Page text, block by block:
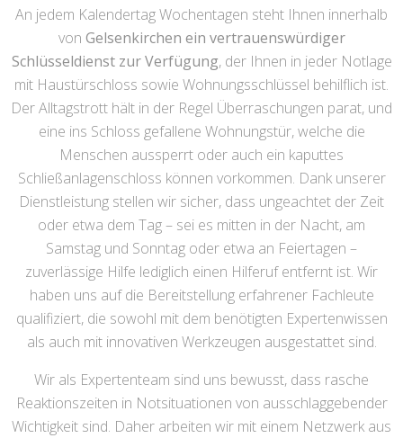
An jedem Kalendertag Wochentagen steht Ihnen innerhalb
von Gelsenkirchen ein vertrauenswürdiger
Schlüsseldienst zur Verfügung, der Ihnen in jeder Notlage
mit Haustürschloss sowie Wohnungsschlüssel behilflich ist.
Der Alltagstrott hält in der Regel Überraschungen parat, und
eine ins Schloss gefallene Wohnungstür, welche die
Menschen aussperrt oder auch ein kaputtes
Schließanlagenschloss können vorkommen. Dank unserer
Dienstleistung stellen wir sicher, dass ungeachtet der Zeit
oder etwa dem Tag – sei es mitten in der Nacht, am
Samstag und Sonntag oder etwa an Feiertagen –
zuverlässige Hilfe lediglich einen Hilferuf entfernt ist. Wir
haben uns auf die Bereitstellung erfahrener Fachleute
qualifiziert, die sowohl mit dem benötigten Expertenwissen
als auch mit innovativen Werkzeugen ausgestattet sind.
Wir als Expertenteam sind uns bewusst, dass rasche
Reaktionszeiten in Notsituationen von ausschlaggebender
Wichtigkeit sind. Daher arbeiten wir mit einem Netzwerk aus